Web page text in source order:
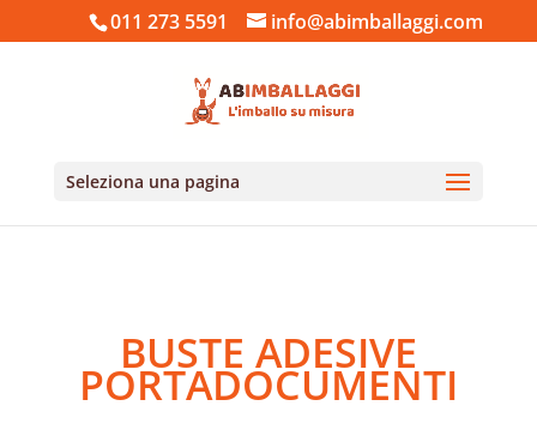
011 273 5591 info@abimballaggi.com
Seleziona una pagina
BUSTE ADESIVE
PORTADOCUMENTI